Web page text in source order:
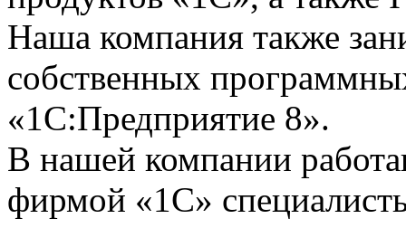
Наша компания также
собственных
«1С:Предприятие 8».
В нашей компании
фирмой «1С»